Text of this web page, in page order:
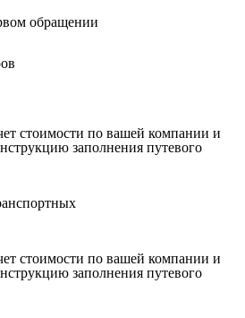
обращении
стоимости по вашей компании и
заполнения путевого
стоимости по вашей компании и
заполнения путевого